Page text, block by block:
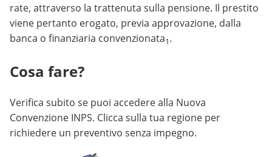
rate, attraverso la trattenuta sulla pensione. Il prestito
viene pertanto erogato, previa approvazione, dalla
banca o finanziaria convenzionata1.
Cosa fare?
Verifica subito se puoi accedere alla Nuova
Convenzione INPS. Clicca sulla tua regione per
richiedere un preventivo senza impegno.